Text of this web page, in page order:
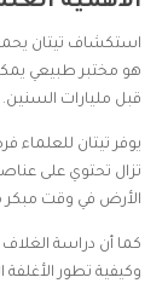
استكشاف تيتان
هو مختبر طبيعي
قبل مليارات السنين.
يوفر تيتان للعلماء
تزال تحتوي على
الأرض في وقت مبكر
كما أن دراسة
وكيفية تطور الأغلفة